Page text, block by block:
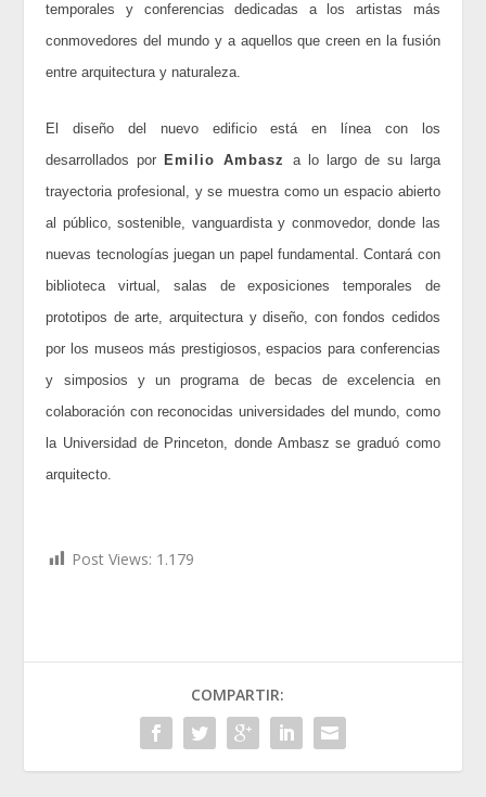
temporales y conferencias dedicadas a los artistas más
conmovedores del mundo y a aquellos que creen en la fusión
entre arquitectura y naturaleza.
El diseño del nuevo edificio está en línea con los
desarrollados porEmilio Ambasz
a lo largo de su larga
trayectoria profesional, y se muestra como un espacio abierto
al público, sostenible, vanguardista y conmovedor, donde las
nuevas tecnologías juegan un papel fundamental. Contará con
biblioteca virtual, salas de exposiciones temporales de
prototipos de arte, arquitectura y diseño, con fondos cedidos
por los museos más prestigiosos, espacios para conferencias
y simposios y un programa de becas de excelencia en
colaboración con reconocidas universidades del mundo, como
la Universidad de Princeton, donde Ambasz se graduó como
arquitecto.
Post Views: 1.179
COMPARTIR: